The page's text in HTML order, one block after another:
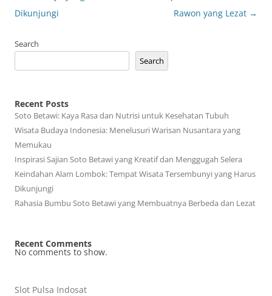
Dikunjungi
Rawon yang Lezat →
Search
Search
Recent Posts
Soto Betawi: Kaya Rasa dan Nutrisi untuk Kesehatan Tubuh
Wisata Budaya Indonesia: Menelusuri Warisan Nusantara yang
Memukau
Inspirasi Sajian Soto Betawi yang Kreatif dan Menggugah Selera
Keindahan Alam Lombok: Tempat Wisata Tersembunyi yang Harus
Dikunjungi
Rahasia Bumbu Soto Betawi yang Membuatnya Berbeda dan Lezat
Recent Comments
No comments to show.
Slot Pulsa Indosat